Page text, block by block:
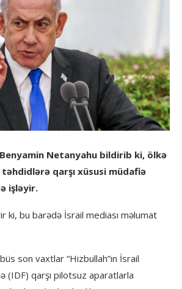
Netanyahu bildirib ki, ölkə
qarşı xüsusi müdafiə
işləyir.
ki, bu barədə İsrail mediası məlumat
son vaxtlar “Hizbullah”ın İsrail
(IDF) qarşı pilotsuz aparatlarla